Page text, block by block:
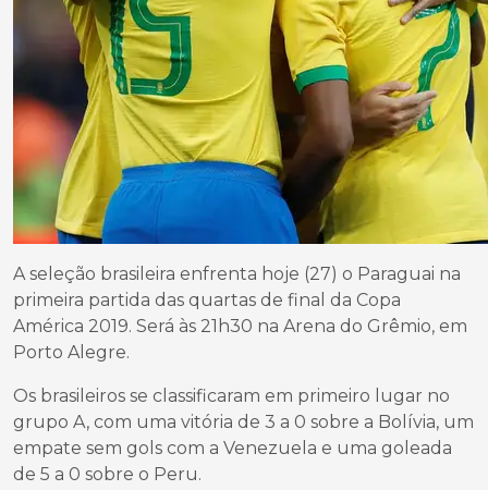
A seleção brasileira enfrenta hoje (27) o Paraguai na
primeira partida das quartas de final da Copa
América 2019. Será às 21h30 na Arena do Grêmio, em
Porto Alegre.
Os brasileiros se classificaram em primeiro lugar no
grupo A, com uma vitória de 3 a 0 sobre a Bolívia, um
empate sem gols com a Venezuela e uma goleada
de 5 a 0 sobre o Peru.